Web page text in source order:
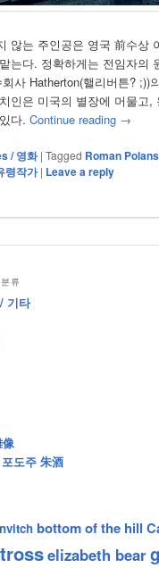
않는 주인공은 영국 前수상
는다. 정확하게는 전임자의
사 Hatherton(핼리버튼? ;))
인은 미국의 별장에 머물고,
다.Continue reading →
/ 영화 |Tagged Roman
령작가 | Leave a reply
류
기타
도주 朱酒
bottom of the hill
elizabeth bear